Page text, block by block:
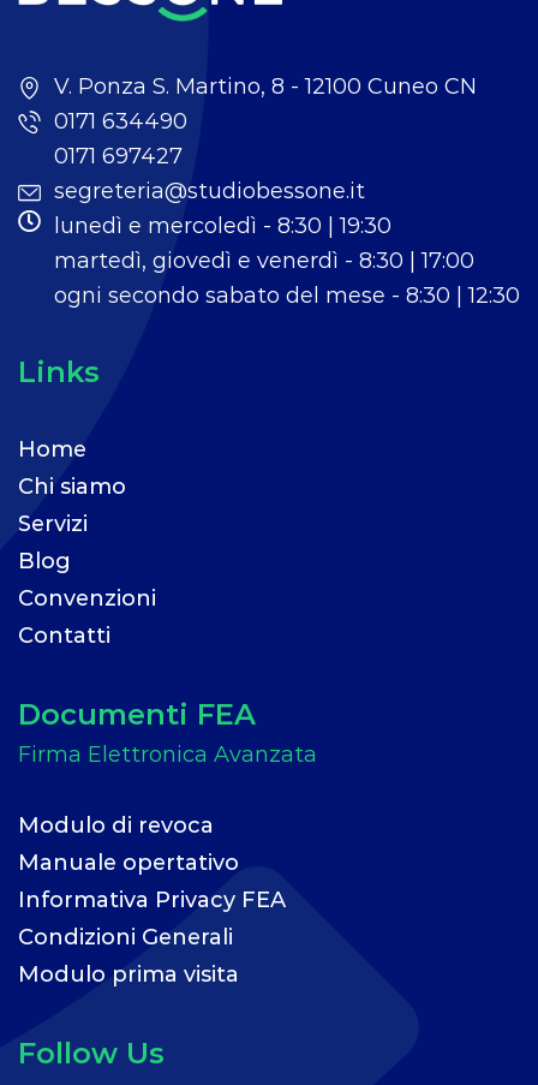
V. Ponza S. Martino, 8 - 12100 Cuneo CN
0171 634490
0171 697427
segreteria@studiobessone.it
lunedì e mercoledì - 8:30 | 19:30
martedì, giovedì e venerdì - 8:30 | 17:00
ogni secondo sabato del mese - 8:30 | 12:30
Links
Home
Chi siamo
Servizi
Blog
Convenzioni
Contatti
Documenti FEA
Modulo di revoca
Manuale opertativo
Informativa Privacy FEA
Condizioni Generali
Modulo prima visita
Follow Us